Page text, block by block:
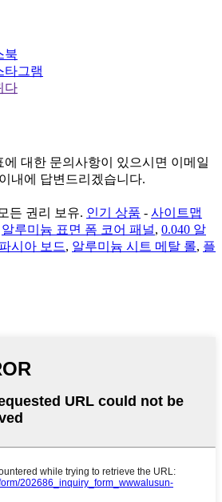
북
타그램
다
대한 문의사항이 있으시면 이메일
내에 답변드리겠습니다.
든 권리 보유. 인기 상품 - 사이트맵
알루미늄 표면 폼 코어 패널, 0.040 알
시아 보드, 알루미늄 시트 메탈 롤, 플